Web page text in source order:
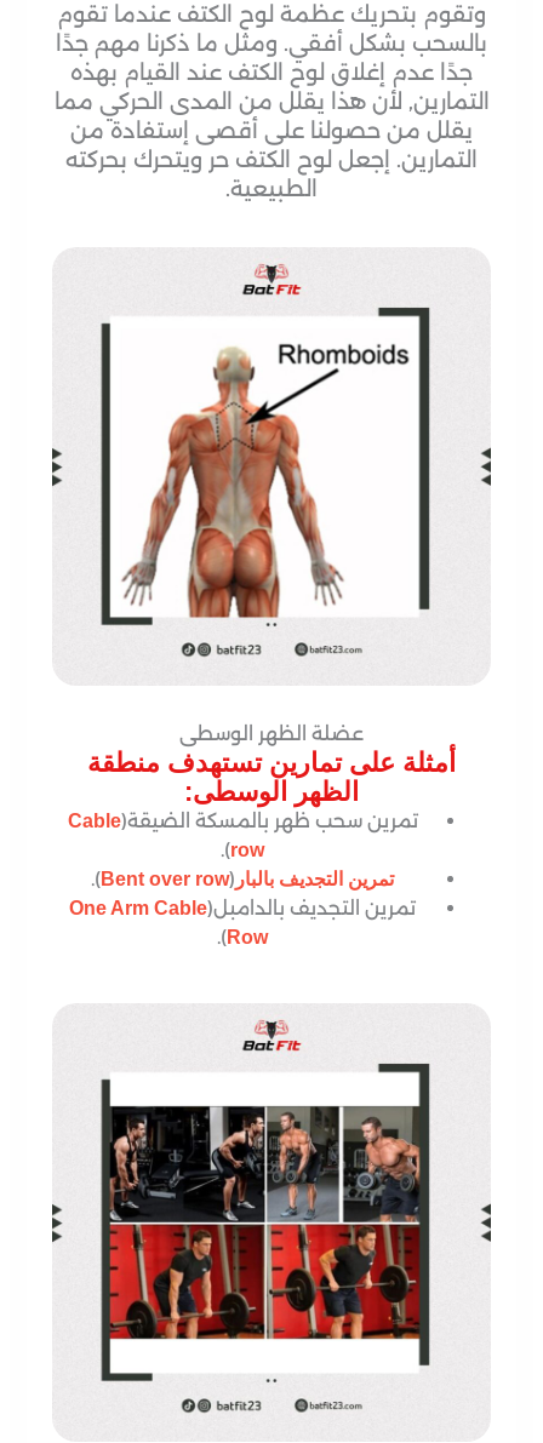
وتقوم بتحريك عظمة لوح الكتف عندما تقوم
بالسحب بشكل أفقي. ومثل ما ذكرنا مهم جدًا
جدًا عدم إغلاق لوح الكتف عند القيام بهذه
التمارين, لأن هذا يقلل من المدى الحركي مما
يقلل من حصولنا على أقصى إستفادة من
التمارين. إجعل لوح الكتف حر ويتحرك بحركته
الطبيعية.
عضلة الظهر الوسطى
أمثلة على تمارين تستهدف منطقة
الظهر الوسطى:
تمرين سحب ظهر بالمسكة الضيقة(Cable
row
).
تمرين التجديف بالبار (
Bent over row
).
تمرين التجديف بالدامبل(One Arm Cable
Row
).